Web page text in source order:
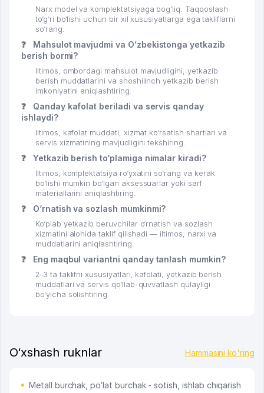
Narx model va komplektatsiyaga bog‘liq. Taqqoslash
to‘g‘ri bo‘lishi uchun bir xil xususiyatlarga ega takliflarni
so‘rang.
❓
Mahsulot mavjudmi va Oʻzbekistonga yetkazib
berish bormi?
Iltimos, ombordagi mahsulot mavjudligini, yetkazib
berish muddatlarini va shoshilinch yetkazib berish
imkoniyatini aniqlashtiring.
❓
Qanday kafolat beriladi va servis qanday
ishlaydi?
Iltimos, kafolat muddati, xizmat ko‘rsatish shartlari va
servis xizmatining mavjudligini tekshiring.
❓ Yetkazib berish to‘plamiga nimalar kiradi?
Iltimos, komplektatsiya ro‘yxatini so‘rang va kerak
bo‘lishi mumkin bo‘lgan aksessuarlar yoki sarf
materiallarini aniqlashtiring.
❓ O‘rnatish va sozlash mumkinmi?
Ko‘plab yetkazib beruvchilar o‘rnatish va sozlash
xizmatini alohida taklif qilishadi — iltimos, narxi va
muddatlarini aniqlashtiring.
❓ Eng maqbul variantni qanday tanlash mumkin?
2–3 ta taklifni xususiyatlari, kafolati, yetkazib berish
muddatlari va servis qo‘llab-quvvatlash qulayligi
bo‘yicha solishtiring.
O‘xshash ruknlar Hammasini ko'ring
Metall burchak, po‘lat burchak - sotish, ishlab chiqarish